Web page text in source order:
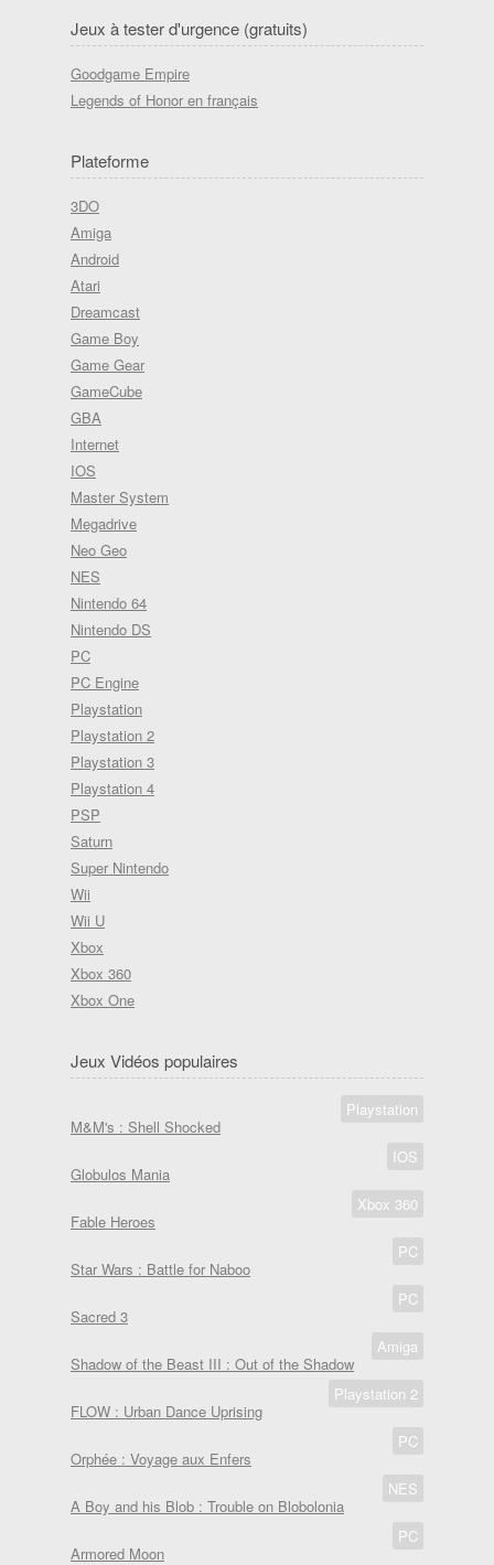
Jeux à tester d'urgence (gratuits)
Goodgame Empire
Legends of Honor en français
Plateforme
3DO
Amiga
Android
Atari
Dreamcast
Game Boy
Game Gear
GameCube
GBA
Internet
IOS
Master System
Megadrive
Neo Geo
NES
Nintendo 64
Nintendo DS
PC
PC Engine
Playstation
Playstation 2
Playstation 3
Playstation 4
PSP
Saturn
Super Nintendo
Wii
Wii U
Xbox
Xbox 360
Xbox One
Jeux Vidéos populaires
Playstation
M&M's : Shell Shocked
IOS
Globulos Mania
Xbox 360
Fable Heroes
PC
Star Wars : Battle for Naboo
PC
Sacred 3
Amiga
Shadow of the Beast III : Out of the Shadow
Playstation 2
FLOW : Urban Dance Uprising
PC
Orphée : Voyage aux Enfers
NES
A Boy and his Blob : Trouble on Blobolonia
PC
Armored Moon